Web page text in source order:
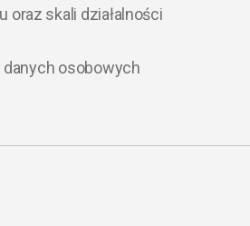
skali działalności
osobowych